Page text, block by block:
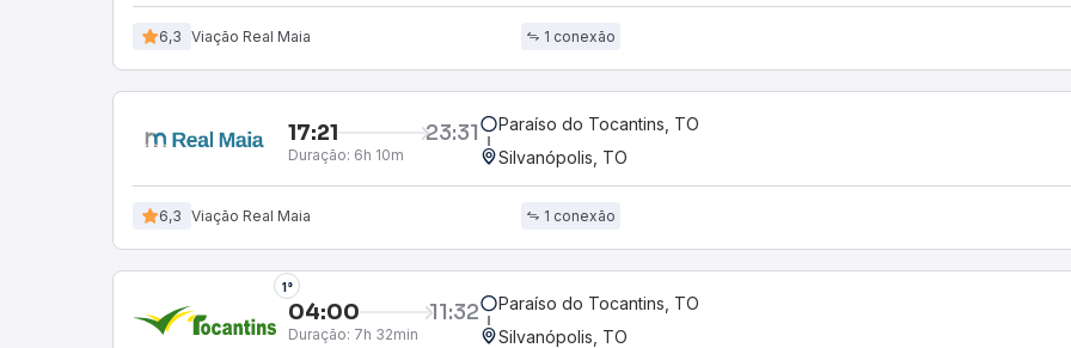
6,3 Viação Real Maia 1 conexão
17:21 23:31
Duração: 6h 10m
Paraíso do Tocantins, TO
Silvanópolis, TO
6,3 Viação Real Maia 1 conexão
1°
04:00 11:32
Duração: 7h 32min
Paraíso do Tocantins, TO
Silvanópolis, TO